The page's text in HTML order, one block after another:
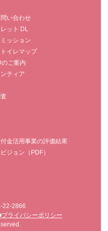
い合わせ
ット DL
ッション
イレマップ
ご案内
ティア
金活用事業の評価結果
ジョン（PDF）
22-2866
プライバシーポリシー